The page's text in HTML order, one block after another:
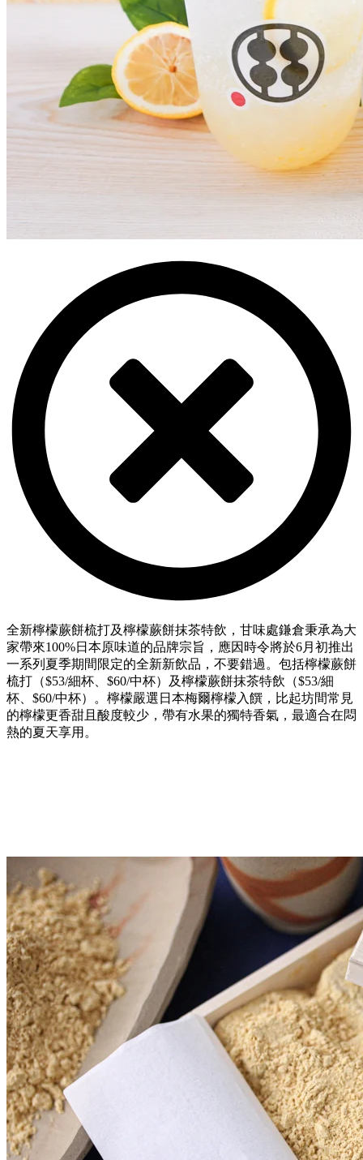
全新檸檬蕨餅梳打及檸檬蕨餅抹茶特飲， 甘味處鎌倉秉承為大
家帶來100%日本原味道的品牌宗旨，應因時令將於6月初推出
一系列夏季期間限定的全新新飲品，不要錯過。包括檸檬蕨餅
梳打（$53/細杯、$60/中杯）及檸檬蕨餅抹茶特飲（$53/細
杯、$60/中杯）。檸檬嚴選日本梅爾檸檬入饌，比起坊間常見
的檸檬更香甜且酸度較少，帶有水果的獨特香氣，最適合在悶
熱的夏天享用。